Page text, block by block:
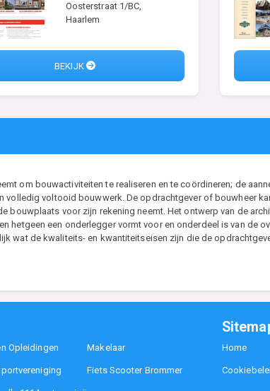
Oosterstraat 1/BC,
Haarlem
BEKIJK
om bouwactiviteiten te realiseren en te coördineren; de
volledig voltooid bouwwerk. De opdrachtgever of bouwheer
bouwplaats voor zijn rekening neemt. Het ontwerp van de
hetgeen een onderlegger vormt voor en onderdeel is van de
wat de kwaliteits- en kwantiteitseisen zijn die de
Opleidingen Makelaar
Fiets Scooter Brommer
Home